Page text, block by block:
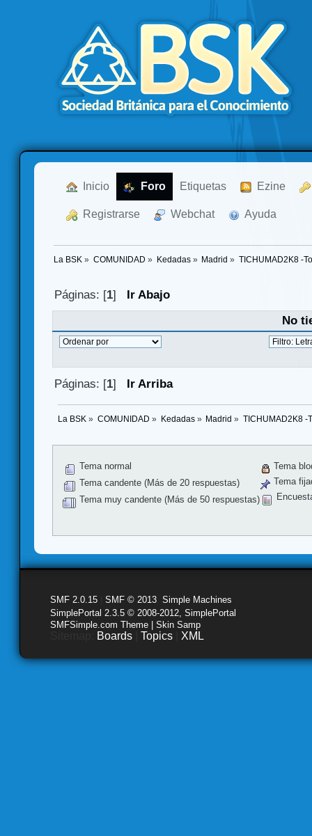
Inicio Foro Etiquetas Ezine
Registrarse Webchat Ayuda
La BSK » COMUNIDAD » Kedadas» Madrid » TICHUMAD2K8 -
Páginas: [1]
Ir Abajo
No
Páginas: [1] Ir Arriba
La BSK » COMUNIDAD » Kedadas» Madrid » TICHUMAD2K8 -
Tema normal
Tema candente (Más de 20 respuestas)
Tema muy candente (Más de 50 respuestas)
Tema
Tema
SMF 2.0.15 SMF © 2013 Simple Machines
SimplePortal 2.3.5 © 2008-2012, SimplePortal
SMFSimple.com Theme | Skin Samp
Boards Topics XML